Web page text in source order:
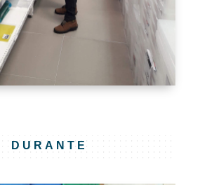
DURANTE